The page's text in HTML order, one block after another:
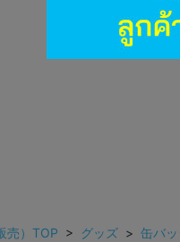
売）TOP > グッズ > 缶バ